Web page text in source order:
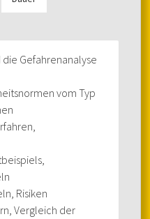
Gefahrenanalyse
vom Typ
Risiken
Vergleich der